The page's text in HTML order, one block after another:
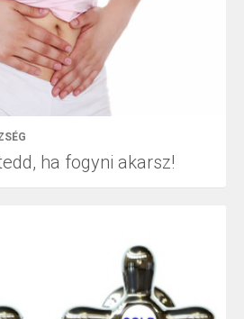
ha fogyni akarsz!